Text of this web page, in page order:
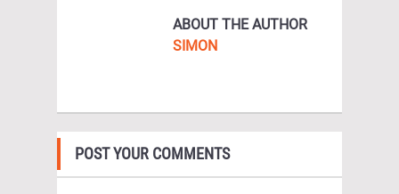
ABOUT THE AUTHOR
SIMON
POST YOUR COMMENTS